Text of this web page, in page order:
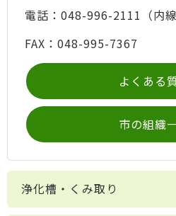
電話：048-996-2111（内線
FAX：048-995-7367
よくある
市の組織
浄化槽・くみ取り